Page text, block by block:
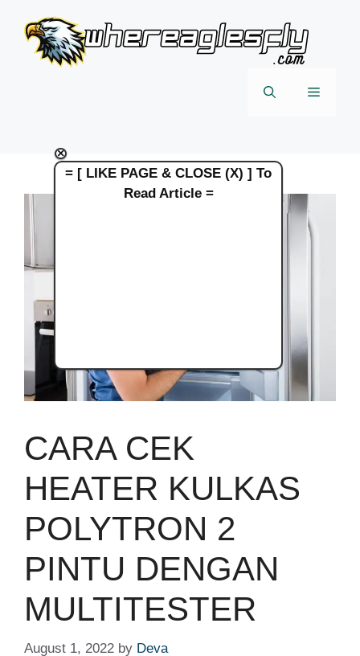
content
Menu
CARA CEK
HEATER KULKAS
POLYTRON 2
PINTU DENGAN
MULTITESTER
August 1, 2022 by Deva
×
= [ LIKE PAGE & CLOSE (X) ] To
Read Article =